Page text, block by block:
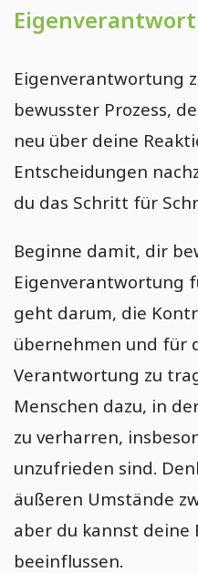
Eigenverantwortung
bewusster Prozess,
neu über deine
Entscheidungen
du das Schritt für
Beginne damit, dir
Eigenverantwortung
geht darum, die
übernehmen und für
Verantwortung zu
Menschen dazu, in
zu verharren,
unzufrieden sind.
äußeren Umstände
aber du kannst deine
beeinflussen.